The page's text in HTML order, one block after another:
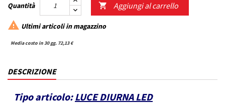
Quantità  Aggiungi al carrello
 Ultimi articoli in magazzino
Media costo in 30 gg. 72,13 €
DESCRIZIONE
Tipo articolo: LUCE DIURNA LED